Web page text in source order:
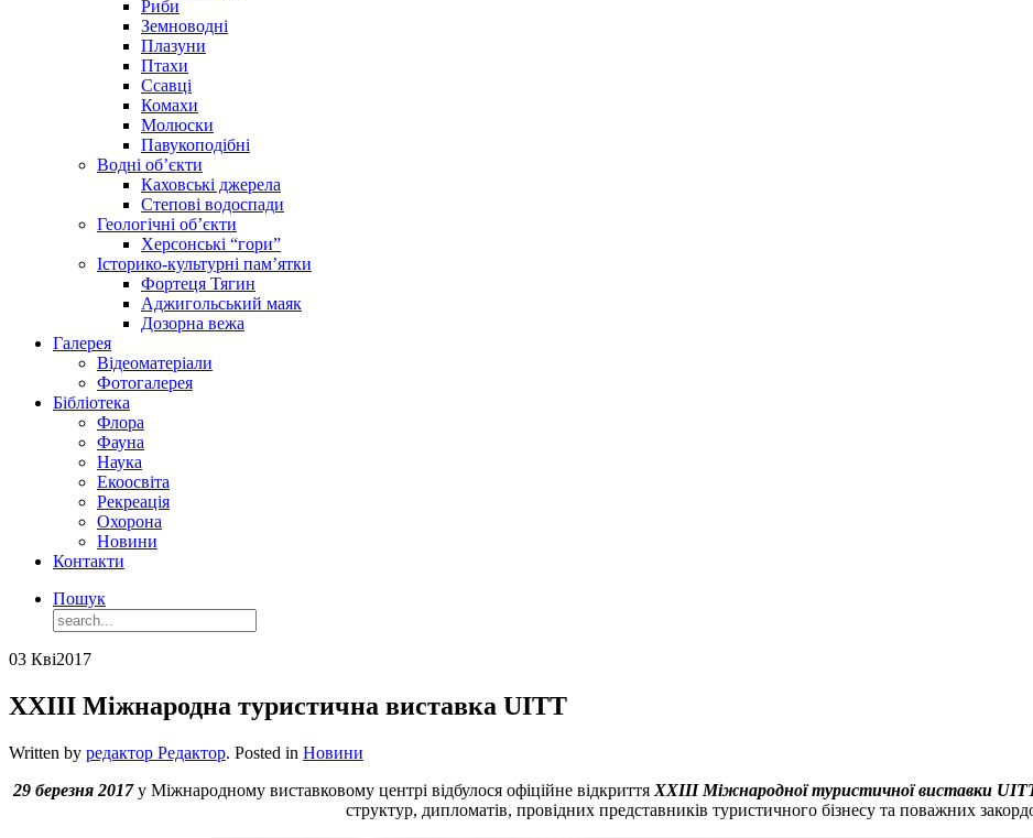
Риби
Земноводні
Плазуни
Птахи
Ссавці
Комахи
Молюски
Павукоподібні
Водні об’єкти
Каховські джерела
Степові водоспади
Геологічні об’єкти
Херсонські “гори”
Історико-культурні пам’ятки
Фортеця Тягин
Аджигольський маяк
Дозорна вежа
Галерея
Відеоматеріали
Фотогалерея
Бібліотека
Флора
Фауна
Наука
Екоосвіта
Рекреація
Охорона
Новини
Контакти
Пошук
03 Кві2017
ХХІІІ Міжнародна туристична виставка UITT
Written by редактор Редактор. Posted in Новини
29 березня 2017у Міжнародному виставковому центрі відбулося офіційне відкриття ХХІІІ Міжнародної туристичної виставки
структур, дипломатів, провідних представників туристичного бізнесу та поважних